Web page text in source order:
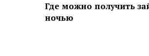
Где можно получить
ночью